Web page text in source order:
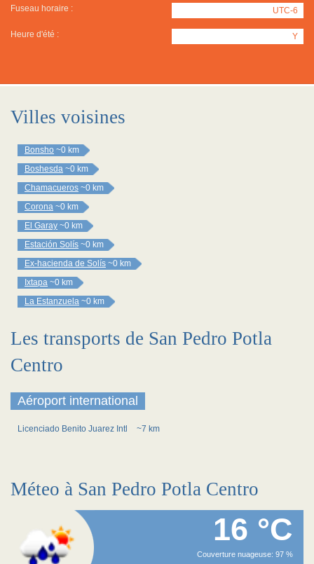
Fuseau horaire : UTC-6
Heure d'été : Y
Villes voisines
Bonsho ~0 km
Boshesda ~0 km
Chamacueros ~0 km
Corona ~0 km
El Garay ~0 km
Estación Solís ~0 km
Ex-hacienda de Solís ~0 km
Ixtapa ~0 km
La Estanzuela ~0 km
Les transports de San Pedro Potla
Centro
Aéroport international
Licenciado Benito Juarez Intl ~7 km
Méteo à San Pedro Potla Centro
16 °C
Couverture nuageuse: 97 %